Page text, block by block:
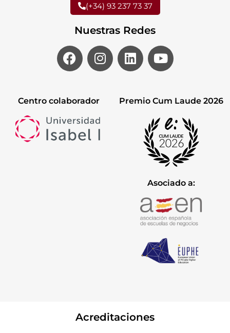
(+34) 93 237 73 37
Nuestras Redes
Centro colaborador Premio Cum Laude 2026
Asociado a:
Acreditaciones